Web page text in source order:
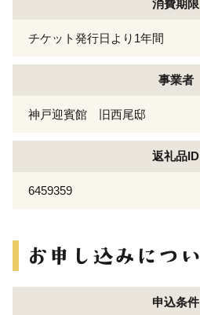
消費期限
チケット発行日より1年間
事業者
神戸迎賓館 旧西尾邸
返礼品ID
6459359
申込条件